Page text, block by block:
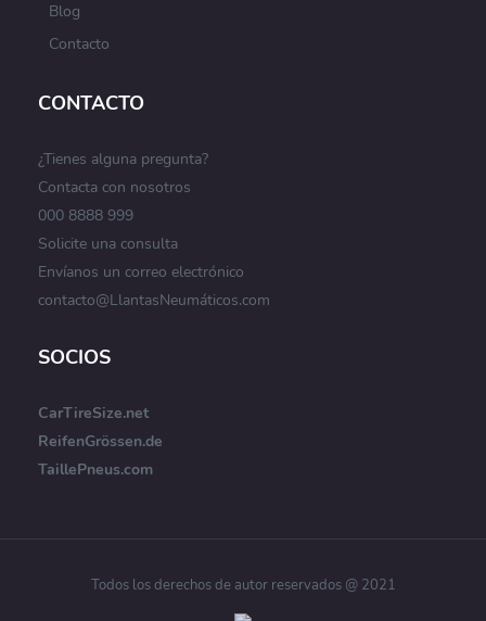
Blog
Contacto
CONTACTO
¿Tienes alguna pregunta?
Contacta con nosotros
000 8888 999
Solicite una consulta
Envíanos un correo electrónico
contacto@LlantasNeumáticos.com
SOCIOS
CarTireSize.net
ReifenGrössen.de
TaillePneus.com
Todos los derechos de autor reservados @ 2021